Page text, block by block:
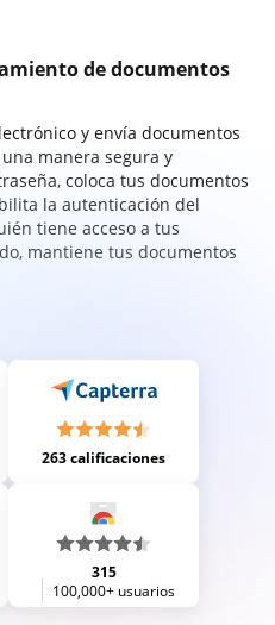
de documentos
y envía documentos
manera segura y
coloca tus documentos
la autenticación del
tiene acceso a tus
mantiene tus documentos
263 calificaciones
315
100,000+ usuarios